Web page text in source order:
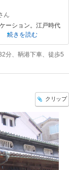
ーション。江戸時代
続きを読む
分、鞆港下車、徒歩5
クリップ